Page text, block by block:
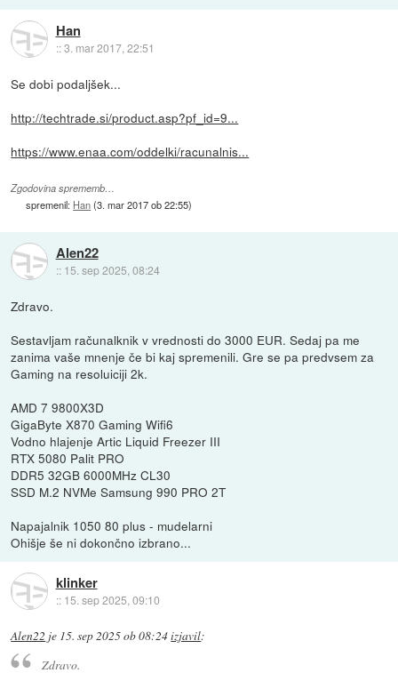
Han
::3. mar 2017, 22:51
Se dobi podaljšek...
http://techtrade.si/product.asp?pf_id=9...
https://www.enaa.com/oddelki/racunalnis...
Zgodovina sprememb…
spremenil: Han(3. mar 2017 ob 22:55)
Alen22
:: 15. sep 2025, 08:24
Zdravo.
Sestavljam računalknik v vrednosti do 3000 EUR. Sedaj pa me
zanima vaše mnenje če bi kaj spremenili. Gre se pa predvsem za
Gaming na resoluiciji 2k.
AMD 7 9800X3D
GigaByte X870 Gaming Wifi6
Vodno hlajenje Artic Liquid Freezer III
RTX 5080 Palit PRO
DDR5 32GB 6000MHz CL30
SSD M.2 NVMe Samsung 990 PRO 2T
Napajalnik 1050 80 plus - mudelarni
Ohišje še ni dokončno izbrano...
klinker
:: 15. sep 2025, 09:10
Alen22 je 15. sep 2025 ob 08:24izjavil:
Zdravo.